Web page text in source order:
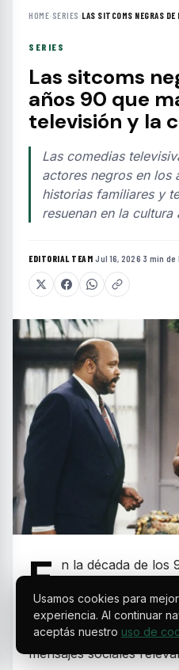
HOME› SERIES ›LAS SITCOMS NEGRAS
SERIES
Las sitcoms
años 90 que
televisión y la
Las comedias
actores negros en los
historias familiares y
resuenan en la cultura
EDITORIAL TEAM·Jul 16, 2026·3 min de
E n la década de los
negras se consolidaron
cultural que combinó
mensajes sociales
Usamos cookies para
experiencia. Al continuar
aceptás nuestro uso de